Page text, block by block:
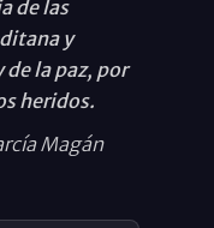
de las
y
la paz, por
heridos.
Magán